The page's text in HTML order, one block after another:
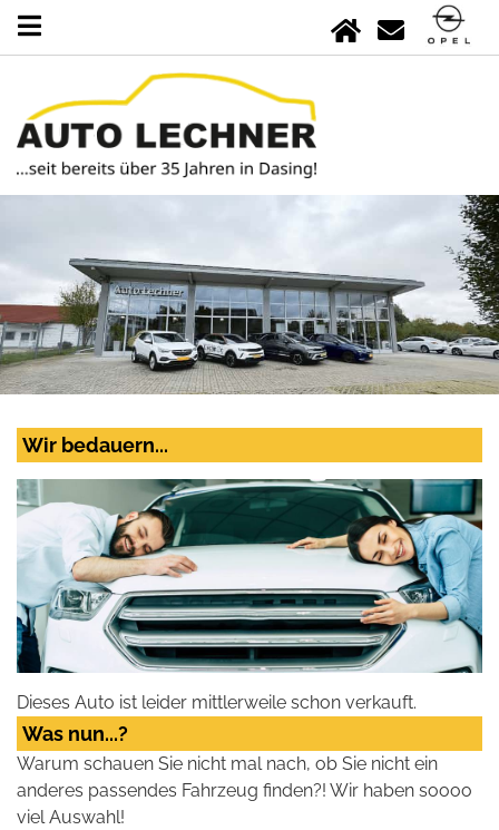
Wir bedauern...
Dieses Auto ist leider mittlerweile schon verkauft.
Was nun...?
Warum schauen Sie nicht mal nach, ob Sie nicht ein
anderes passendes Fahrzeug finden?! Wir haben soooo
viel Auswahl!